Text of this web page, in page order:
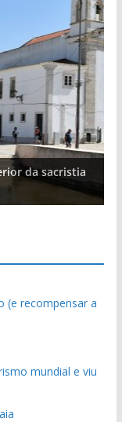
da sacristia
(e recompensar a
mundial e viu